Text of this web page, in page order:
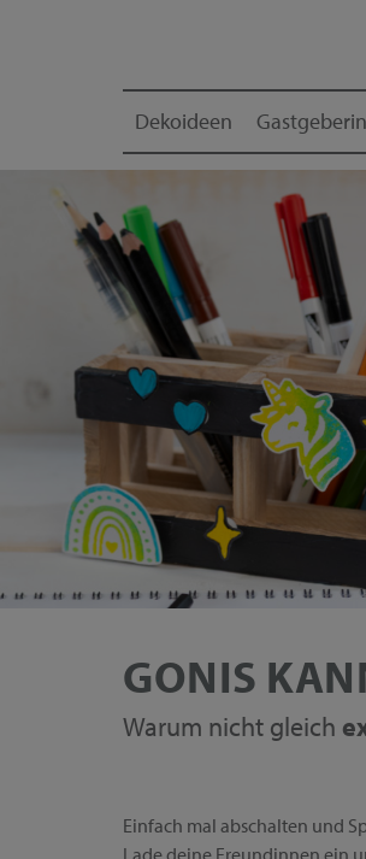
Dekoideen
GONIS
Warum nicht gleich
Einfach mal abschalten und
Lade deine Freundinnen ein